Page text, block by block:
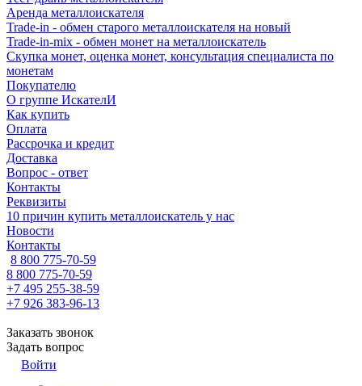
Аренда металлоискателя
Trade-in - обмен старого металлоискателя на новый
Trade-in-mix - обмен монет на металлоискатель
Скупка монет, оценка монет, консультация специалиста по
монетам
Покупателю
О группе ИскателИ
Как купить
Оплата
Рассрочка и кредит
Доставка
Вопрос - ответ
Контакты
Реквизиты
10 причин купить металлоискатель у нас
Новости
Контакты
8 800 775-70-59
8 800 775-70-59
+7 495 255-38-59
+7 926 383-96-13
Заказать звонок
Задать вопрос
Войти